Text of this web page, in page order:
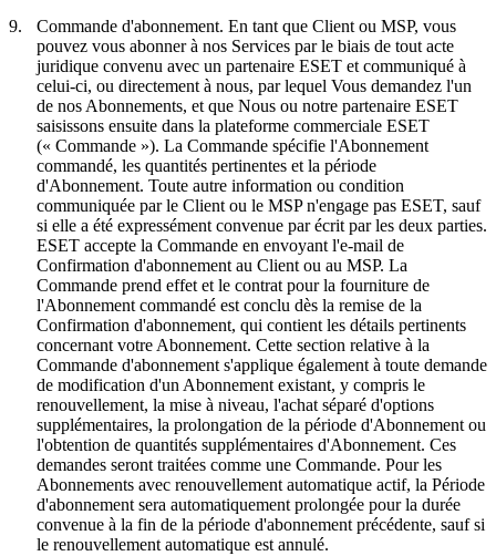
9.
Commande d'abonnement. En tant que Client ou MSP, vous
pouvez vous abonner à nos Services par le biais de tout acte
juridique convenu avec un partenaire ESET et communiqué à
celui-ci, ou directement à nous, par lequel Vous demandez l'un
de nos Abonnements, et que Nous ou notre partenaire ESET
saisissons ensuite dans la plateforme commerciale ESET
(« Commande »). La Commande spécifie l'Abonnement
commandé, les quantités pertinentes et la période
d'Abonnement. Toute autre information ou condition
communiquée par le Client ou le MSP n'engage pas ESET, sauf
si elle a été expressément convenue par écrit par les deux parties.
ESET accepte la Commande en envoyant l'e-mail de
Confirmation d'abonnement au Client ou au MSP. La
Commande prend effet et le contrat pour la fourniture de
l'Abonnement commandé est conclu dès la remise de la
Confirmation d'abonnement, qui contient les détails pertinents
concernant votre Abonnement. Cette section relative à la
Commande d'abonnement s'applique également à toute demande
de modification d'un Abonnement existant, y compris le
renouvellement, la mise à niveau, l'achat séparé d'options
supplémentaires, la prolongation de la période d'Abonnement ou
l'obtention de quantités supplémentaires d'Abonnement. Ces
demandes seront traitées comme une Commande. Pour les
Abonnements avec renouvellement automatique actif, la Période
d'abonnement sera automatiquement prolongée pour la durée
convenue à la fin de la période d'abonnement précédente, sauf si
le renouvellement automatique est annulé.